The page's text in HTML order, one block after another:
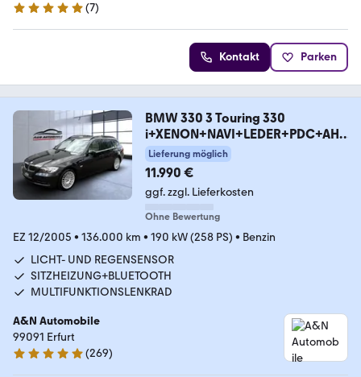
5 Sterne
(7)
Kontakt Parken
BMW 330 3 Touring 330
i+XENON+NAVI+LEDER+PDC+AHK
+ALU
Lieferung möglich
11.990 €
ggf. zzgl. Lieferkosten
Ohne Bewertung
EZ 12/2005 • 136.000 km • 190 kW (258 PS) • Benzin
LICHT- UND REGENSENSOR
SITZHEIZUNG+BLUETOOTH
MULTIFUNKTIONSLENKRAD
A&N Automobile
99091 Erfurt
4.9 Sterne
(269)